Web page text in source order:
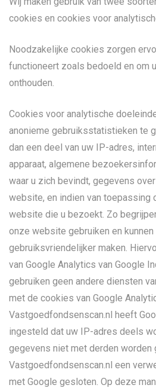
cookies en cookies voor
Noodzakelijke cookies zorgen
functioneert zoals bedoeld en om
onthouden.
Cookies voor analytische
anonieme gebruiksstatistieken te
dan een deel van uw IP-adres,
apparaat, algemene
waar u zich bevindt, gegevens
website, en indien van toepassing
website die u bezoekt. Zo
onze website gebruiken en
gebruiksvriendelijker maken.
van Google Analytics van Google
gebruiken geen andere diensten
met de cookies van Google
Vastgoedfondsenscan.nl heeft
ingesteld dat uw IP-adres deels
gegevens niet met derden worden
Vastgoedfondsenscan.nl een
met Google gesloten. Op deze